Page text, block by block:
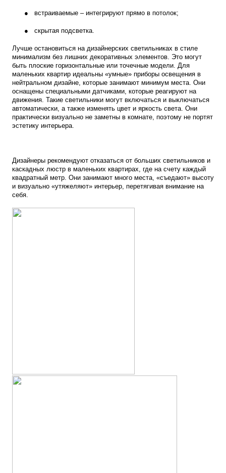
● встраиваемые – интегрируют прямо в потолок;
● скрытая подсветка.
Лучше остановиться на дизайнерских светильниках в стиле
минимализм без лишних декоративных элементов. Это могут
быть плоские горизонтальные или точечные модели. Для
маленьких квартир идеальны «умные» приборы освещения в
нейтральном дизайне, которые занимают минимум места. Они
оснащены специальными датчиками, которые реагируют на
движения. Такие светильники могут включаться и выключаться
автоматически, а также изменять цвет и яркость света. Они
практически визуально не заметны в комнате, поэтому не портят
эстетику интерьера.
Дизайнеры рекомендуют отказаться от больших светильников и
каскадных люстр в маленьких квартирах, где на счету каждый
квадратный метр. Они занимают много места, «съедают» высоту
и визуально «утяжеляют» интерьер, перетягивая внимание на
себя.